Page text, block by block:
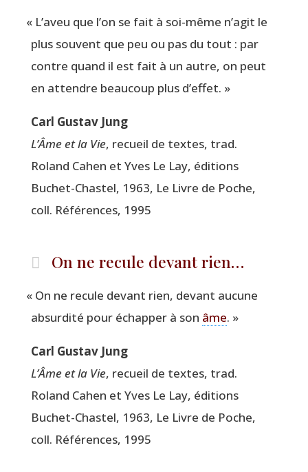
« L’a­veu que l’on se fait à soi-même n’a­git le
plus sou­vent que peu ou pas du tout : par
contre quand il est fait à un autre, on peut
en attendre beau­coup plus d’effet. »
Carl Gus­tav Jung
L’Âme et la Vie, recueil de textes, trad.
Roland Cahen et Yves Le Lay, édi­tions
Buchet-Chas­tel, 1963, Le Livre de Poche,
coll. Réfé­rences, 1995
On ne recule devant rien…
« On ne recule devant rien, devant aucune
absur­di­té pour échap­per à son âme. »
Carl Gus­tav Jung
L’Âme et la Vie, recueil de textes, trad.
Roland Cahen et Yves Le Lay, édi­tions
Buchet-Chas­tel, 1963, Le Livre de Poche,
coll. Réfé­rences, 1995